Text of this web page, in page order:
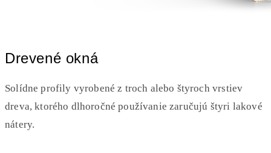
Drevené okná
Solídne profily vyrobené z troch alebo štyroch vrstiev
dreva, ktorého dlhoročné používanie zaručujú štyri lakové
nátery.